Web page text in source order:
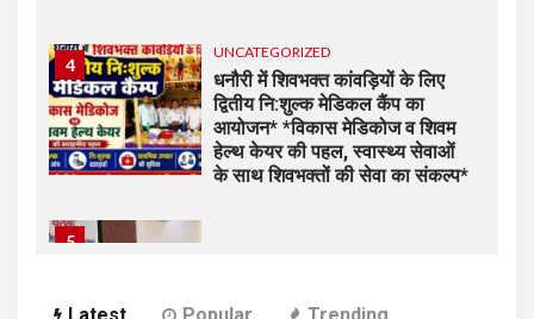
4
UNCATEGORIZED
धनौरी में शिवभक्त कांवड़ियों के लिए
द्वितीय नि:शुल्क मेडिकल कैंप का
आयोजन* *विकास मेडिकोज व शिवम
हेल्थ केयर की पहल, स्वास्थ्य सेवाओं
के साथ शिवभक्तों की सेवा का संकल्प*
5
बैठक में संगठन विस्तार और सेवा कार्यों